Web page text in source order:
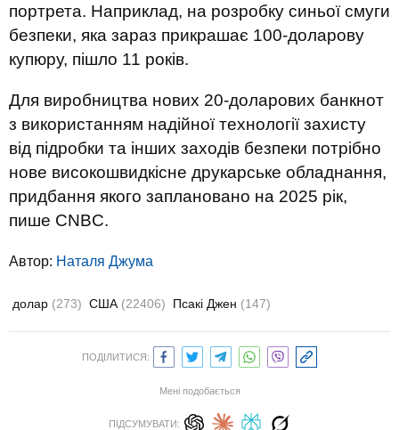
портрета. Наприклад, на розробку синьої смуги
безпеки, яка зараз прикрашає 100-доларову
купюру, пішло 11 років.
Для виробництва нових 20-доларових банкнот
з використанням надійної технології захисту
від підробки та інших заходів безпеки потрібно
нове високошвидкісне друкарське обладнання,
придбання якого заплановано на 2025 рік,
пише CNBC.
Автор: Наталя Джума
долар (273) США (22406) Псакі Джен (147)
ПОДІЛИТИСЯ:
Мені подобається
ПІДСУМУВАТИ: